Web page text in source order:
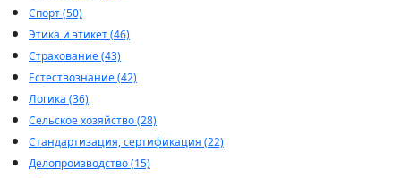
Спорт (50)
Этика и этикет (46)
Страхование (43)
Естествознание (42)
Логика (36)
Сельское хозяйство (28)
Стандартизация, сертификация (22)
Делопроизводство (15)